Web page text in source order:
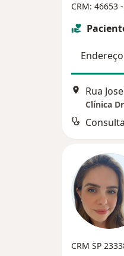
CRM: 46653
Endereço
Clínica
CRM SP